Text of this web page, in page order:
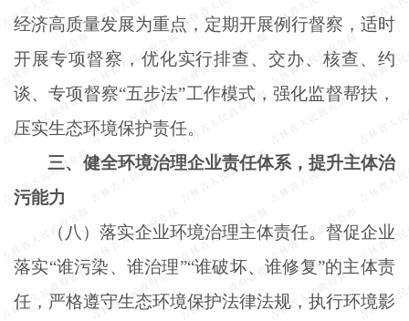
经济高质量发展为重点，定期开展例行督察，适时
开展专项督察，优化实行排查、交办、核查、约
谈、专项督察“五步法”工作模式，强化监督帮扶，
压实生态环境保护责任。
三、健全环境治理企业责任体系，提升主体治
污能力
（八）落实企业环境治理主体责任。督促企业
落实“谁污染、谁治理”“谁破坏、谁修复”的主体责
任，严格遵守生态环境保护法律法规，执行环境影